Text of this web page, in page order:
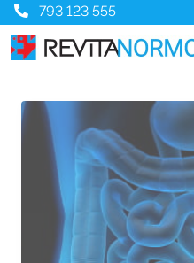
793 123 555